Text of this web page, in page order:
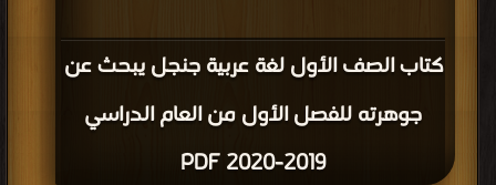
كتاب الصف الأول لغة عربية جنجل يبحث عن
جوهرته للفصل الأول من العام الدراسي
2019-2020 PDF